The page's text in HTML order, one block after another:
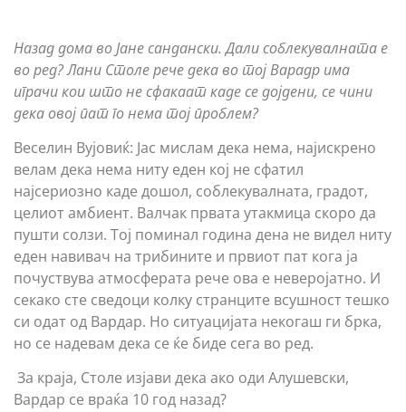
Назад дома во Јане сандански. Дали соблекувалната е
во ред? Лани Столе рече дека во тој Варадр има
играчи кои што не сфакаат каде се дојдени, се чини
дека овој пат го нема тој проблем?
Веселин Вујовиќ: Јас мислам дека нема, најискрено
велам дека нема ниту еден кој не сфатил
најсериозно каде дошол, соблекувалната, градот,
целиот амбиент. Валчак првата утакмица скоро да
пушти солзи. Тој поминал година дена не видел ниту
еден навивач на трибините и првиот пат кога ја
почуствува атмосферата рече ова е неверојатно. И
секако сте сведоци колку странците всушност тешко
си одат од Вардар. Но ситуацијата некогаш ги брка,
но се надевам дека се ќе биде сега во ред.
За краја, Столе изјави дека ако оди Алушевски,
Вардар се враќа 10 год назад?